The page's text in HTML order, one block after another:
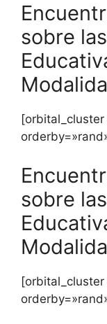
sobre
[orbital_cluster
sobre
[orbital_cluster